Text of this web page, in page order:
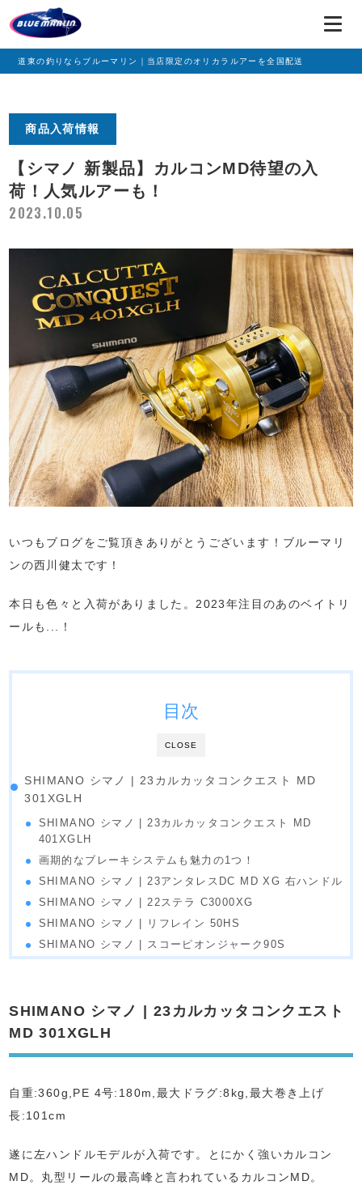
道東の釣りならブルーマリン｜当店限定のオリカラルアーを全国配送
商品入荷情報
【シマノ 新製品】カルコンMD待望の入
荷！人気ルアーも！
2023.10.05
いつもブログをご覧頂きありがとうございます！ブルーマリ
ンの西川健太です！
本日も色々と入荷がありました。2023年注目のあのベイトリ
ールも...！
CLOSE
目次
SHIMANO シマノ | 23カルカッタコンクエスト MD
301XGLH
SHIMANO シマノ | 23カルカッタコンクエスト MD
401XGLH
画期的なブレーキシステムも魅力の1つ！
SHIMANO シマノ | 23アンタレスDC MD XG 右ハンドル
SHIMANO シマノ | 22ステラ C3000XG
SHIMANO シマノ | リフレイン 50HS
SHIMANO シマノ | スコーピオンジャーク90S
SHIMANO シマノ | 23カルカッタコンクエスト
MD 301XGLH
自重:360g,PE 4号:180m,最大ドラグ:8kg,最大巻き上げ
長:101cm
遂に左ハンドルモデルが入荷です。とにかく強いカルコン
MD。丸型リールの最高峰と言われているカルコンMD。